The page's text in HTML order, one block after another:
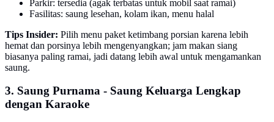
Parkir: tersedia (agak terbatas untuk mobil saat ramai)
Fasilitas: saung lesehan, kolam ikan, menu halal
Tips Insider: Pilih menu paket ketimbang porsian karena lebih
hemat dan porsinya lebih mengenyangkan; jam makan siang
biasanya paling ramai, jadi datang lebih awal untuk mengamankan
saung.
3. Saung Purnama - Saung Keluarga Lengkap
dengan Karaoke